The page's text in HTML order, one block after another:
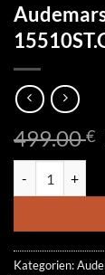
499.00€
Kategorien: